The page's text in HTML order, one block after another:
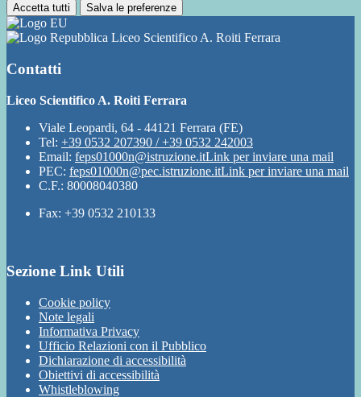
Accetta tutti Salva le preferenze
Liceo Scientifico A. Roiti Ferrara
Contatti
Liceo Scientifico A. Roiti Ferrara
Viale Leopardi, 64 - 44121 Ferrara (FE)
Tel: +39 0532 207390 / +39 0532 242003
Email: feps01000n@istruzione.itLink per inviare una mail
PEC: feps01000n@pec.istruzione.itLink per inviare una mail
C.F.: 80008040380
Fax: +39 0532 210133
Sezione Link Utili
Cookie policy
Note legali
Informativa Privacy
Ufficio Relazioni con il Pubblico
Dichiarazione di accessibilità
Obiettivi di accessibilità
Whistleblowing